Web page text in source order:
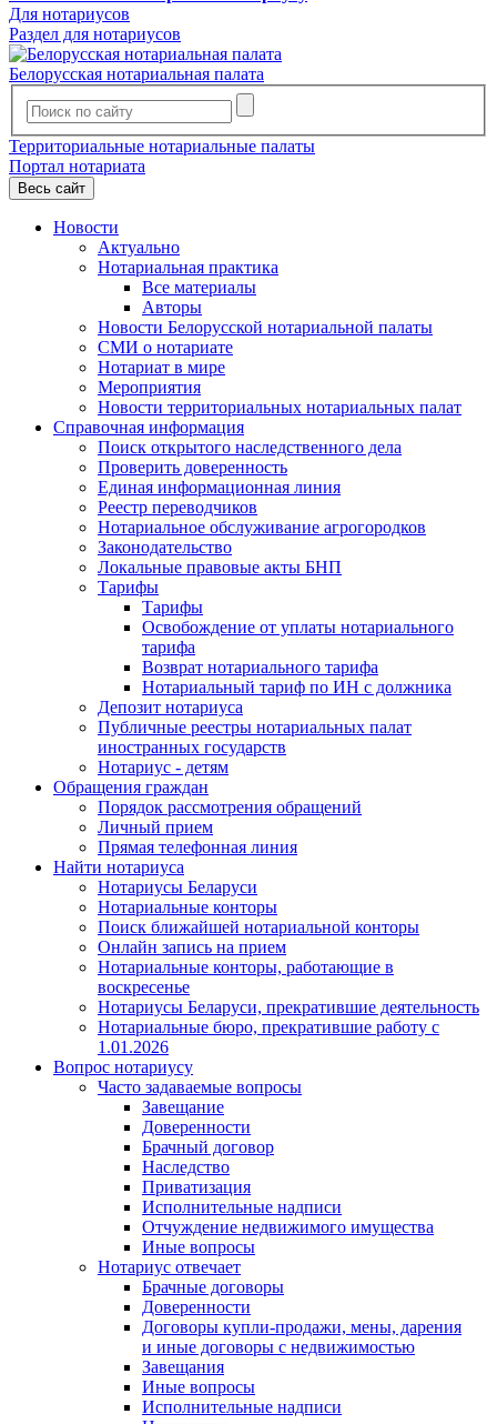
Для нотариусов
Раздел для нотариусов
Белорусская нотариальная палата
Территориальные нотариальные палаты
Портал нотариата
Весь сайт
Новости
Актуально
Нотариальная практика
Все материалы
Авторы
Новости Белорусской нотариальной палаты
СМИ о нотариате
Нотариат в мире
Мероприятия
Новости территориальных нотариальных палат
Справочная информация
Поиск открытого наследственного дела
Проверить доверенность
Единая информационная линия
Реестр переводчиков
Нотариальное обслуживание агрогородков
Законодательство
Локальные правовые акты БНП
Тарифы
Тарифы
Освобождение от уплаты нотариального
тарифа
Возврат нотариального тарифа
Нотариальный тариф по ИН с должника
Депозит нотариуса
Публичные реестры нотариальных палат
иностранных государств
Нотариус - детям
Обращения граждан
Порядок рассмотрения обращений
Личный прием
Прямая телефонная линия
Найти нотариуса
Нотариусы Беларуси
Нотариальные конторы
Поиск ближайшей нотариальной конторы
Онлайн запись на прием
Нотариальные конторы, работающие в
воскресенье
Нотариусы Беларуси, прекратившие деятельность
Нотариальные бюро, прекратившие работу с
1.01.2026
Вопрос нотариусу
Часто задаваемые вопросы
Завещание
Доверенности
Брачный договор
Наследство
Приватизация
Исполнительные надписи
Отчуждение недвижимого имущества
Иные вопросы
Нотариус отвечает
Брачные договоры
Доверенности
Договоры купли-продажи, мены, дарения
и иные договоры с недвижимостью
Завещания
Иные вопросы
Исполнительные надписи